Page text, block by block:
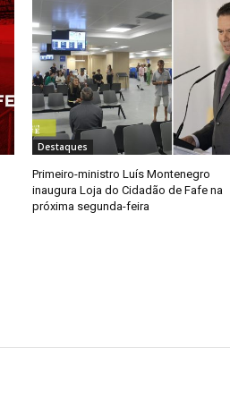
Destaques
Primeiro-ministro Luís Montenegro
inaugura Loja do Cidadão de Fafe na
próxima segunda-feira